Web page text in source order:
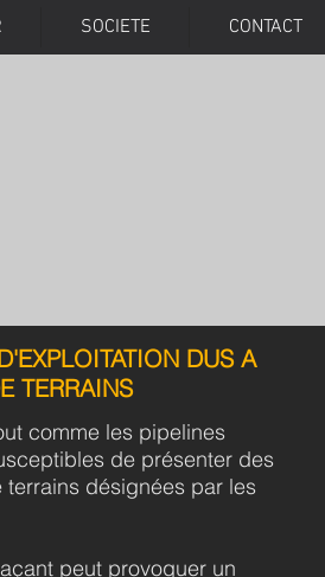
SOCIETE CONTACT
DUS A
TERRAINS
comme les pipelines
de présenter des
terrains désignées par les
peut provoquer un